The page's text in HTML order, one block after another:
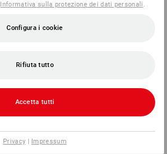
Informativa sulla protezione dei dati personali .
Configura i cookie
Rifiuta tutto
Accetta tutti
Privacy | Impressum